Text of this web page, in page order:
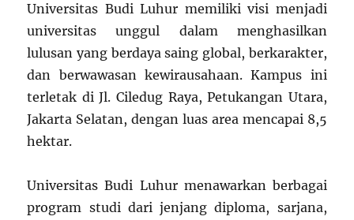
Universitas Budi Luhur memiliki visi menjadi
universitas unggul dalam menghasilkan
lulusan yang berdaya saing global, berkarakter,
dan berwawasan kewirausahaan. Kampus ini
terletak di Jl. Ciledug Raya, Petukangan Utara,
Jakarta Selatan, dengan luas area mencapai 8,5
hektar.
Universitas Budi Luhur menawarkan berbagai
program studi dari jenjang diploma, sarjana,